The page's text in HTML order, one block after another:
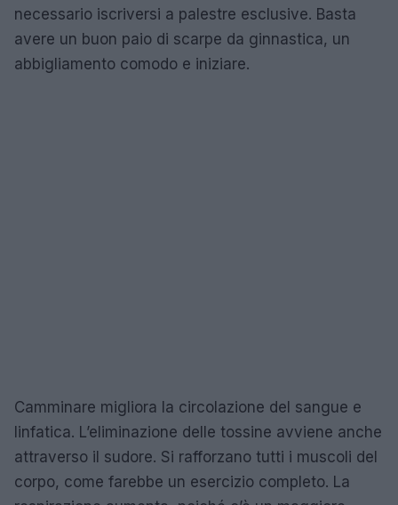
necessario iscriversi a palestre esclusive. Basta
avere un buon paio di scarpe da ginnastica, un
abbigliamento comodo e iniziare.
Camminare migliora la circolazione del sangue e
linfatica. L’eliminazione delle tossine avviene anche
attraverso il sudore. Si rafforzano tutti i muscoli del
corpo, come farebbe un esercizio completo. La